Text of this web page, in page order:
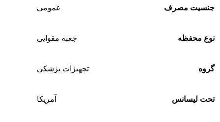
جنسیت مصرف عمومی
نوع محفظه جعبه مقوایی
گروه تجهیزات پزشکی
تحت لیسانس آمریکا